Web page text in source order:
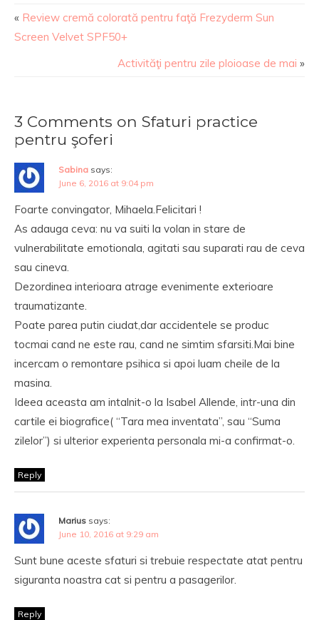
« Review cremă colorată pentru faţă Frezyderm Sun
Screen Velvet SPF50+
Activităţi pentru zile ploioase de mai »
3 Comments on Sfaturi practice
pentru şoferi
Sabina says:
June 6, 2016 at 9:04 pm
Foarte convingator, Mihaela.Felicitari !
As adauga ceva: nu va suiti la volan in stare de
vulnerabilitate emotionala, agitati sau suparati rau de ceva
sau cineva.
Dezordinea interioara atrage evenimente exterioare
traumatizante.
Poate parea putin ciudat,dar accidentele se produc
tocmai cand ne este rau, cand ne simtim sfarsiti.Mai bine
incercam o remontare psihica si apoi luam cheile de la
masina.
Ideea aceasta am intalnit-o la Isabel Allende, intr-una din
cartile ei biografice( “Tara mea inventata”, sau “Suma
zilelor”) si ulterior experienta personala mi-a confirmat-o.
Reply
Marius says:
June 10, 2016 at 9:29 am
Sunt bune aceste sfaturi si trebuie respectate atat pentru
siguranta noastra cat si pentru a pasagerilor.
Reply